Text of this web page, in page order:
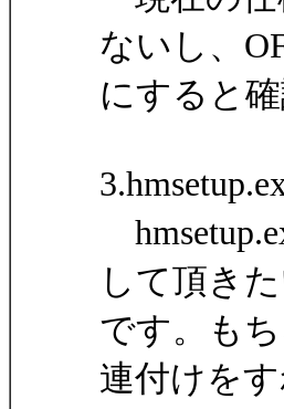
ないし、
にすると
して頂き
です。も
連付けを